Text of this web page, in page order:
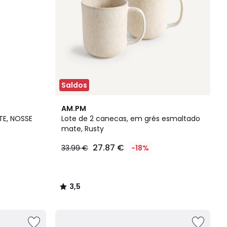
NOSSE
Saldos
AM.PM
Lote de 2 canecas, em grés esmaltado
mate, Rusty
33.99 € 27.87 € -18%
3,5
/ 5
3,5
/